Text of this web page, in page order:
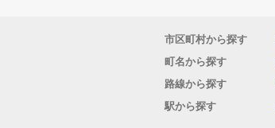
市区町村から探す
町名から探す
路線から探す
駅から探す